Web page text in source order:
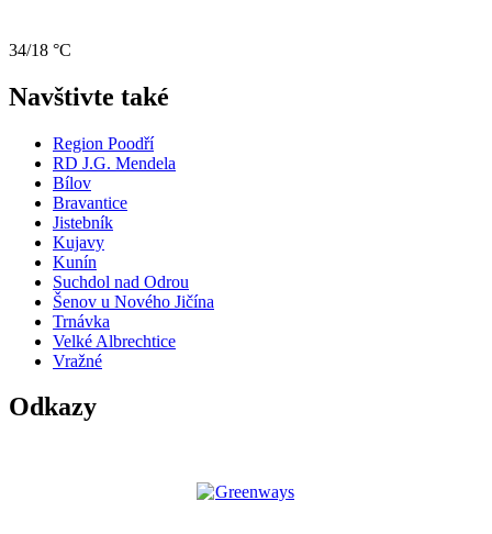
34/18 °C
Navštivte také
Region Poodří
RD J.G. Mendela
Bílov
Bravantice
Jistebník
Kujavy
Kunín
Suchdol nad Odrou
Šenov u Nového Jičína
Trnávka
Velké Albrechtice
Vražné
Odkazy